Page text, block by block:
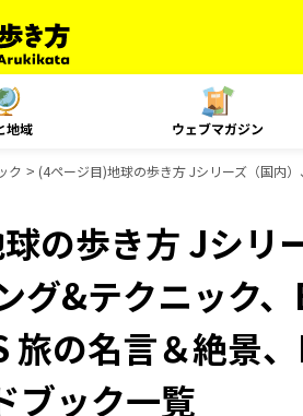
地域 ウェブマガジン
ク (4ページ目)地球の歩き方 Jシリーズ（国内
の歩き方 Jシリ
グ&テクニック
旅の名言＆絶景
ブック一覧